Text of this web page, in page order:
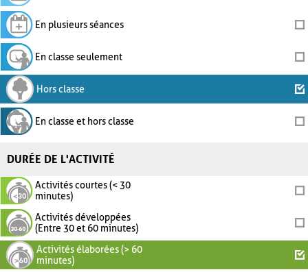
En plusieurs séances
En classe seulement
Hors classe
En classe et hors classe
DURÉE DE L'ACTIVITÉ
Activités courtes (< 30
minutes)
Activités développées
(Entre 30 et 60 minutes)
Activités élaborées (> 60
minutes)